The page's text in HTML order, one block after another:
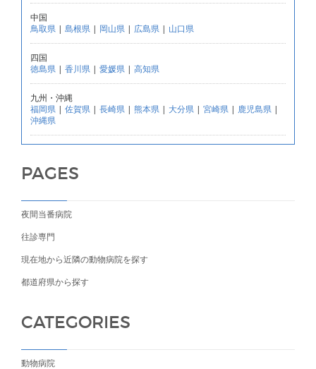
中国
鳥取県 | 島根県 | 岡山県 | 広島県 | 山口県
四国
徳島県 | 香川県 | 愛媛県 | 高知県
九州・沖縄
福岡県 | 佐賀県 | 長崎県 | 熊本県 | 大分県 | 宮崎県 | 鹿児島県 |
沖縄県
PAGES
夜間当番病院
往診専門
現在地から近隣の動物病院を探す
都道府県から探す
CATEGORIES
動物病院